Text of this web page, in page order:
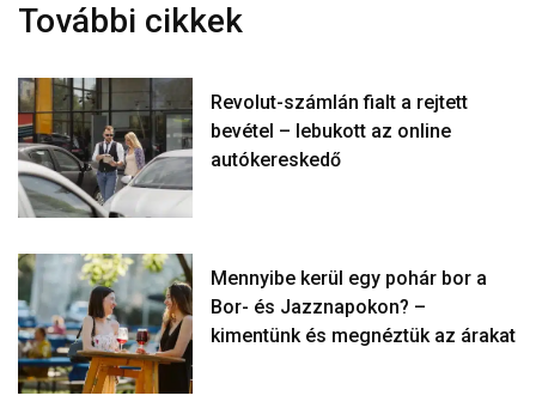
További cikkek
Revolut-számlán fialt a rejtett
bevétel – lebukott az online
autókereskedő
Mennyibe kerül egy pohár bor a
Bor- és Jazznapokon? –
kimentünk és megnéztük az árakat